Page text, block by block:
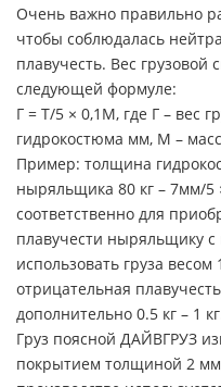
Очень важно правильно
чтобы соблюдалась
плавучесть. Вес
следующей формуле:
Г = T/5 × 0,1М, где Г – вес
гидрокостюма мм, М –
Пример: толщина
ныряльщика 80 кг – 7мм/5
соответственно для
плавучести ныряльщику с
использовать груза
отрицательная
дополнительно 0.5 кг – 1
Груз поясной ДАЙВГРУЗ
покрытием толщиной 2